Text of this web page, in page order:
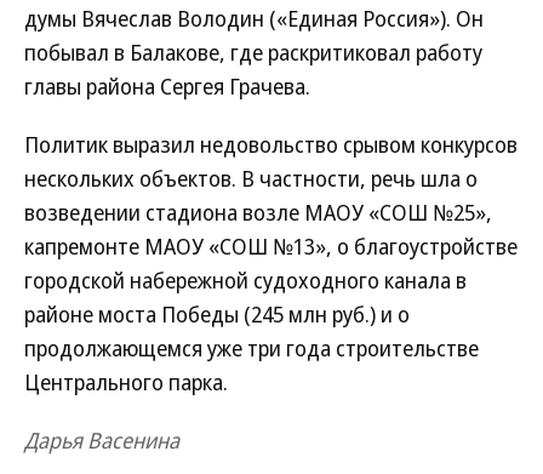
думы Вячеслав Володин («Единая Россия»). Он
побывал в Балакове, где раскритиковал работу
главы района Сергея Грачева.
Политик выразил недовольство срывом конкурсов
нескольких объектов. В частности, речь шла о
возведении стадиона возле МАОУ «СОШ №25»,
капремонте МАОУ «СОШ №13», о благоустройстве
городской набережной судоходного канала в
районе моста Победы (245 млн руб.) и о
продолжающемся уже три года строительстве
Центрального парка.
Дарья Васенина